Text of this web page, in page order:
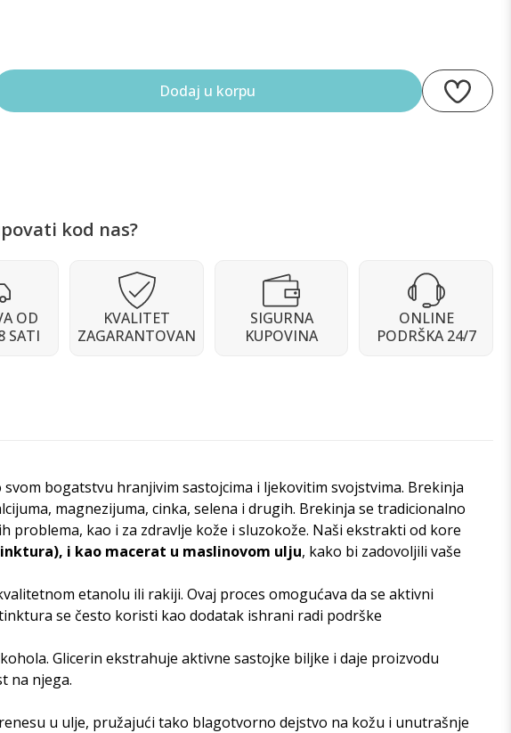
Dodaj u korpu
kod nas?
OD
SATI
KVALITET
ZAGARANTOVAN
SIGURNA
KUPOVINA
ONLINE
PODRŠKA 24/7
bogatstvu hranjivim sastojcima i ljekovitim svojstvima. Brekinja
magnezijuma, cinka, selena i drugih. Brekinja se tradicionalno
kao i za zdravlje kože i sluzokože. Naši ekstrakti od kore
i kao macerat u maslinovom ulju, kako bi zadovoljili vaše
etanolu ili rakiji. Ovaj proces omogućava da se aktivni
se često koristi kao dodatak ishrani radi podrške
Glicerin ekstrahuje aktivne sastojke biljke i daje proizvodu
na njega.
u ulje, pružajući tako blagotvorno dejstvo na kožu i unutrašnje